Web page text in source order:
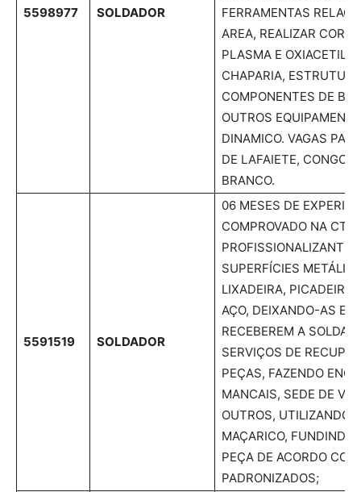
5598977 SOLDADOR
FERRAMENTAS
AREA, REALIZAR
PLASMA E
CHAPARIA,
COMPONENTES DE
OUTROS
DINAMICO. VAGAS
DE LAFAIETE,
BRANCO.
5591519 SOLDADOR
06 MESES DE
COMPROVADO NA
PROFISSIONALIZANTE,
SUPERFÍCIES
LIXADEIRA, PICADEIRA
AÇO, DEIXANDO-AS
RECEBEREM A SOLDA;
SERVIÇOS DE
PEÇAS, FAZENDO
MANCAIS, SEDE DE
OUTROS, UTILIZANDO-
MAÇARICO, FUNDINDO
PEÇA DE ACORDO
PADRONIZADOS;